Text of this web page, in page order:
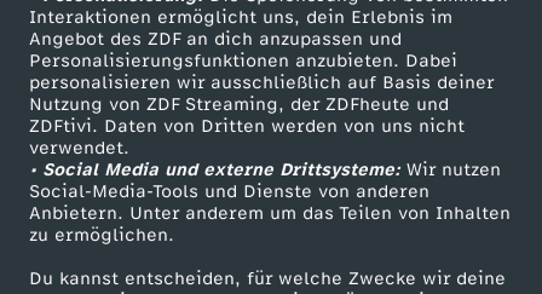
Interaktionen ermöglicht uns, dein Erlebnis im
Angebot des ZDF an dich anzupassen und
Personalisierungsfunktionen anzubieten. Dabei
personalisieren wir ausschließlich auf Basis deiner
Nutzung von ZDF Streaming, der ZDFheute und
ZDFtivi. Daten von Dritten werden von uns nicht
verwendet.
• Social Media und externe Drittsysteme:Wir nutzen
Social-Media-Tools und Dienste von anderen
Anbietern. Unter anderem um das Teilen von Inhalten
zu ermöglichen.
Du kannst entscheiden, für welche Zwecke wir deine
o
b
e
r
2
Sendungen A-Z
TV-Programm
Hilfe
ZDF Unternehmen
Karriere